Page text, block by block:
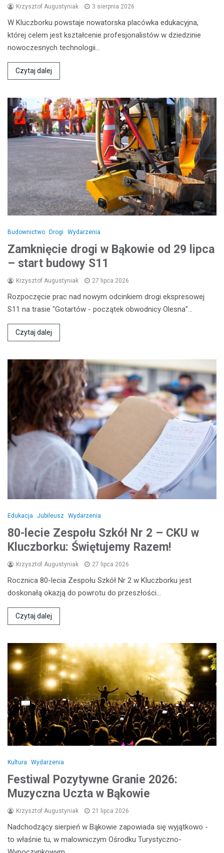
Krzysztof Augustyniak 3 sierpnia 2026
W Kluczborku powstaje nowatorska placówka edukacyjna,
której celem jest kształcenie profesjonalistów w dziedzinie
nowoczesnych technologii…
Czytaj dalej
Budownictwo Drogi Wydarzenia
Zamknięcie drogi w Bąkowie od 29 lipca
– start budowy S11
Krzysztof Augustyniak 27 lipca 2026
Rozpoczęcie prac nad nowym odcinkiem drogi ekspresowej
S11 na trasie "Gotartów - początek obwodnicy Olesna"…
Czytaj dalej
Edukacja Jubileusz Wydarzenia
80-lecie Zespołu Szkół Nr 2 – CKU w
Kluczborku: Świętujemy Razem!
Krzysztof Augustyniak 27 lipca 2026
Rocznica 80-lecia Zespołu Szkół Nr 2 w Kluczborku jest
doskonałą okazją do powrotu do przeszłości…
Czytaj dalej
Kultura Wydarzenia
Festiwal Pozytywne Granie 2026:
Muzyczna Uczta w Bąkowie
Krzysztof Augustyniak 21 lipca 2026
Nadchodzący sierpień w Bąkowie zapowiada się wyjątkowo -
to właśnie tu, w malowniczym Ośrodku Turystyczno-